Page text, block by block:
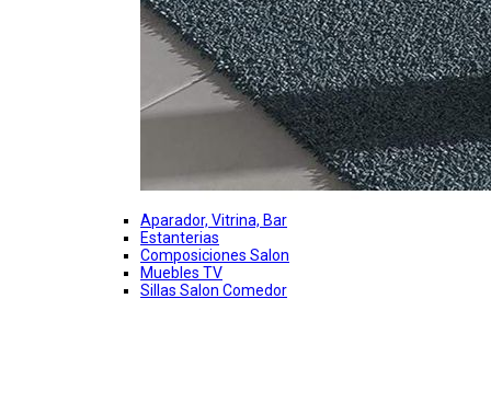
Aparador, Vitrina, Bar
Estanterias
Composiciones Salon
Muebles TV
Sillas Salon Comedor